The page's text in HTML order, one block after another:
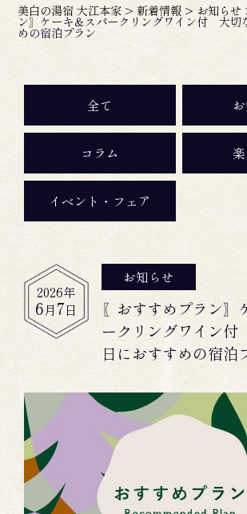
美白の湯宿 大江本家 > 新着情報 > お知らせ
ン〗ケーキ＆スパークリングワイン付 大切
めの宿泊プラン
全て
コラム
イベント・フェア
2026年
6月7日
お知らせ
〖おすすめプラン〗
ークリングワイン
日におすすめの宿泊